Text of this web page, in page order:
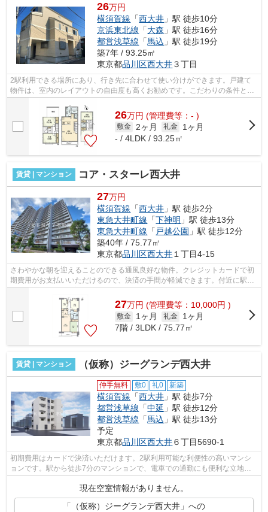
26万円
横須賀線 「西大井 」駅 徒歩10分
京浜東北線 「大森 」駅 徒歩16分
都営浅草線 「馬込 」駅 徒歩19分
築7年 / 93.25㎡
東京都品川区西大井３丁目
2駅利用できる場所にあり、行き先に合わせて使い分けができます。戸建て
物件は、室内のレイアウトの自由度も高くお勧めです。こだわりの条件とし
26万円 (管理費等：- )
敷金 2ヶ月 礼金
1ヶ月
- / 4LDK / 93.25㎡
賃貸 | マンション コア・スターレ西大井
27万円
横須賀線 「西大井 」駅 徒歩2分
東急大井町線 「下神明 」駅 徒歩13分
東急大井町線 「 戸越公園 」駅 徒歩12分
築40年 / 75.77㎡
東京都品川区西大井 １丁目4-15
さわやかな朝を迎えることのできる通風良好な物件。クレジットカードで初
期費用がお支払いいただけるので、決済の手間が軽減できます。付近に駅が
2駅あり、行き先に応じて使い分けがで...
27万円 (管理費等：10,000円 )
敷金 1ヶ月 礼金
1ヶ月
7階 / 3LDK / 75.77㎡
賃貸 | マンション （仮称）ジーグランデ西大井
仲手無料 敷0 礼0 新築
横須賀線 「西大井 」駅 徒歩7分
都営浅草線 「中延 」駅 徒歩12分
都営浅草線 「馬込 」駅 徒歩13分
予定
東京都品川区西大井６丁目5690-1
初期費用はカードで決済いただけます。2駅利用可能な利便性の高いマンシ
ョンです。駅から徒歩7分のマンションで、電車での通勤にも便利な立地で
す。こちらはマンションタイプになりま...
現在空室情報がありません。
「（仮称）ジーグランデ西大井」への